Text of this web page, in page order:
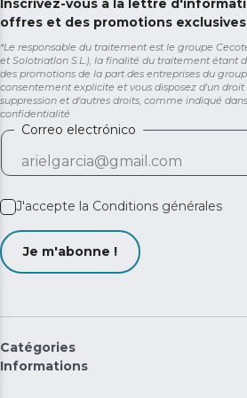
Inscrivez-vous à la lettre
offres et des promotions
*Le responsable du traitement est le groupe
et Solotriatlon S.L.), la finalité du traitement étant
des promotions de la part des entreprises du
consentement explicite et vous disposez d'un droit
suppression et d'autres droits, comme indiqué
confidentialité
Correo electrónico
J'accepte la Conditions générales
Je m'abonne !
Catégories
Informations